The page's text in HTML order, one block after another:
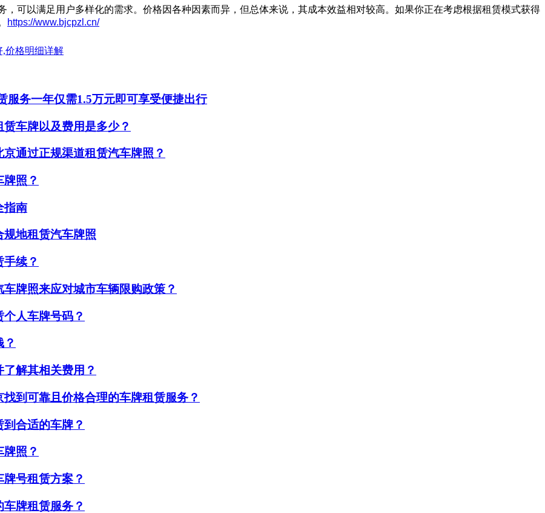
可以满足用户多样化的需求。价格因各种因素而异，但总体来说，其成本效益相对较高。如果你正在考虑根据租赁模式获得
https://www.bjcpzl.cn/
,价格明细详解
服务一年仅需1.5万元即可享受便捷出行
车牌以及费用是多少？
通过正规渠道租赁汽车牌照？
照？
指南
地租赁汽车牌照
续？
牌照来应对城市车辆限购政策？
人车牌号码？
解其相关费用？
到可靠且价格合理的车牌租赁服务？
合适的车牌？
照？
号租赁方案？
牌租赁服务？